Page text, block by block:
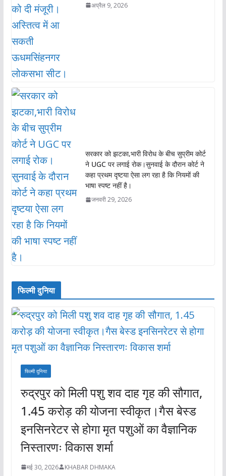
अप्रैल 9, 2026
सरकार को झटका,भारी विरोध के बीच सुप्रीम कोर्ट
ने UGC पर लगाई रोक।सुनवाई के दौरान कोर्ट ने
कहा प्रथम दृष्टया ऐसा लग रहा है कि नियमों की
भाषा स्पष्ट नहीं है।
जनवरी 29, 2026
फिल्मी दुनिया
फिल्मी दुनिया
रुद्रपुर को मिली पशु शव दाह गृह की सौगात,
1.45 करोड़ की योजना स्वीकृत।गैस बेस्ड
इनसिनरेटर से होगा मृत पशुओं का वैज्ञानिक
निस्तारणः विकास शर्मा
मई 30, 2026 KHABAR DHMAKA